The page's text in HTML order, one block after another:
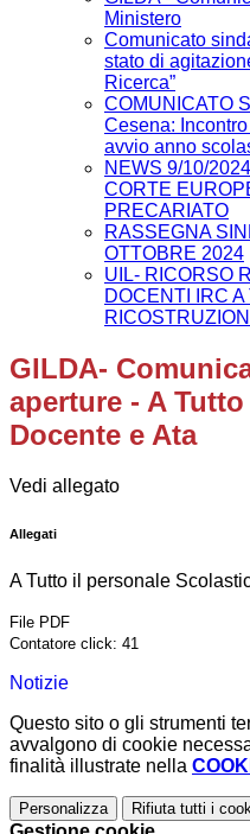
Ministero
Comunicato
stato di
Ricerca”
COMUNICATO
Cesena:
avvio anno
NEWS 9/10/
CORTE
PRECARIATO
RASSEGNA
OTTOBRE 2024
UIL- RICORSO
DOCENTI IRC A
GILDA-
aperture - A
Docente e Ata
Vedi allegato
Allegati
A Tutto il personale
File PDF
Contatore click: 41
Notizie
Questo sito o gli strumenti
avvalgono di cookie
finalità illustrate nella
Personalizza Rifiuta tutti i